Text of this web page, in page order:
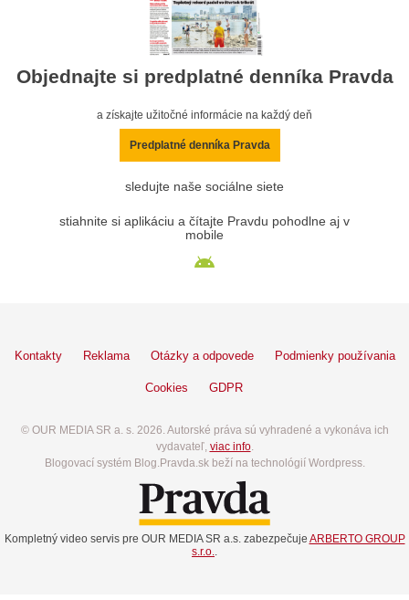
Objednajte si predplatné denníka Pravda
a získajte užitočné informácie na každý deň
Predplatné denníka Pravda
sledujte naše sociálne siete
stiahnite si aplikáciu a čítajte Pravdu pohodlne aj v
mobile
Kontakty Reklama Otázky a odpovede Podmienky používania
Cookies GDPR
© OUR MEDIA SR a. s. 2026. Autorské práva sú vyhradené a vykonáva ich
vydavateľ, viac info.
Blogovací systém Blog.Pravda.sk beží na technológií Wordpress.
Kompletný video servis pre OUR MEDIA SR a.s. zabezpečuje ARBERTO GROUP
s.r.o.